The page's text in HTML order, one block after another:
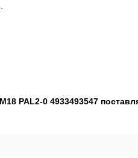
0 4933493547